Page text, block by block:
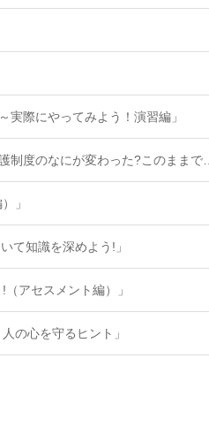
実際にやってみよう！演習編」
制度のなにが変わった?このままで…
」
て知識を深めよう!」
アセスメント編）」
の心を守るヒント」